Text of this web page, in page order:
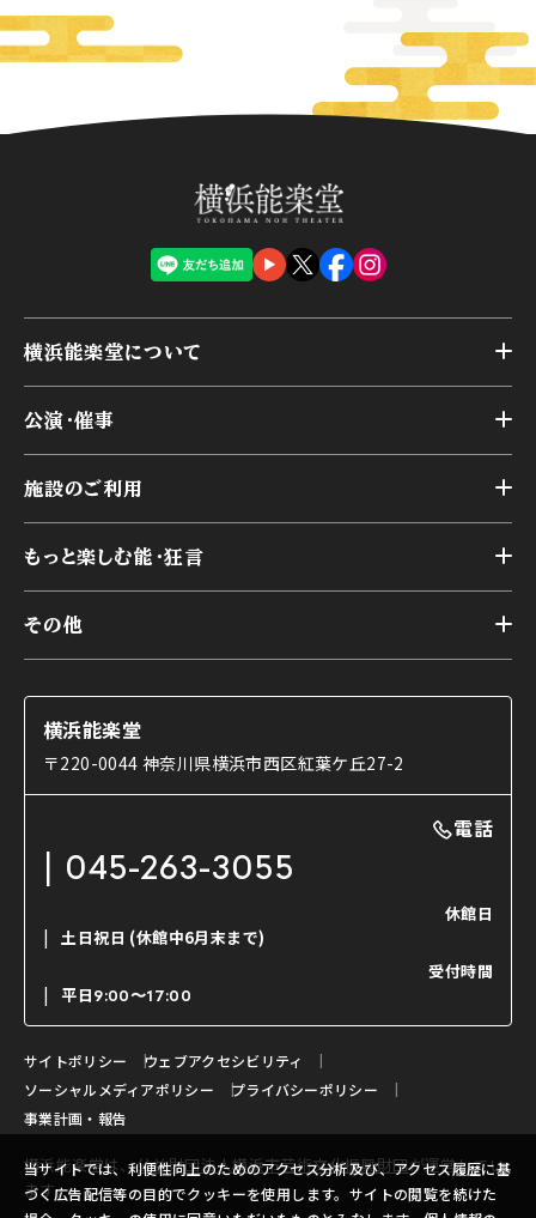
当サイトでは、利便性向上のためのアクセス分析及び、アクセス履歴に基
づく広告配信等の目的でクッキーを使用します。サイトの閲覧を続けた
横浜能楽堂について
横浜能楽堂が取り組んだ事業
能舞台の歴史と特徴
様々なお客様に向けて
本舞台座席
交通アクセス
公演・催事
アーカイブ
施設のご利用
第二舞台
研修室
楽屋
ご利用の流れ
利用料金表
もっと楽しむ能・狂言
能舞台と演じ手
使用する道具
能・狂言の曲目説明
日本の古典芸能
その他
コラム
OTABISHO
チケット購入方法
ご寄附について
よくいただくご質問
お問い合わせ
横浜能楽堂
〒220-0044 神奈川県横浜市西区紅葉ケ丘27-2
電話
045-263-3055
休館日
土日祝日 (休館中6月末まで)
受付時間
平日9:00〜17:00
サイトポリシー
ウェブアクセシビリティ
ソーシャルメディアポリシー
プライバシーポリシー
事業計画・報告
横浜能楽堂は、公益財団法人横浜市芸術文化振興財団が運営してい
ます。